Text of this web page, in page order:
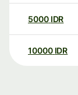
5000 IDR
10000 IDR